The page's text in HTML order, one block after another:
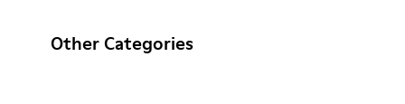
Other Categories